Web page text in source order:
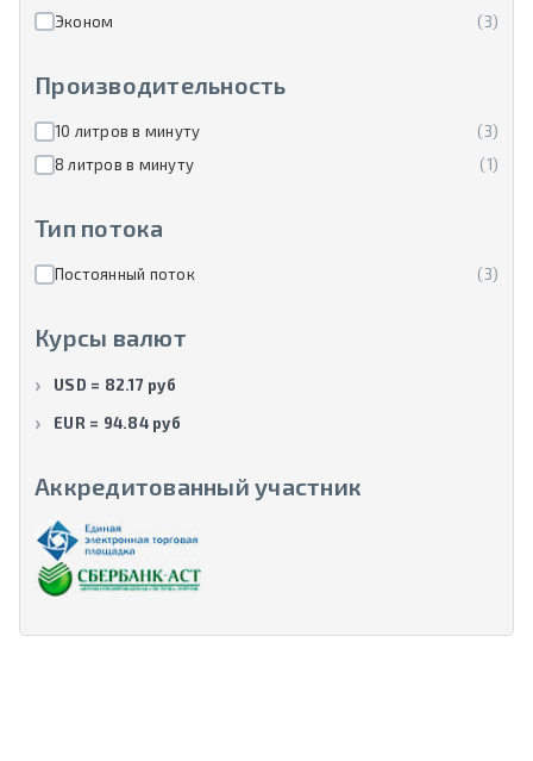
Эконом
(3)
Производительность
10 литров в минуту
(3)
8 литров в минуту
(1)
Тип потока
Постоянный поток (3)
Курсы валют
USD = 82.17 руб
EUR = 94.84 руб
Аккредитованный участник